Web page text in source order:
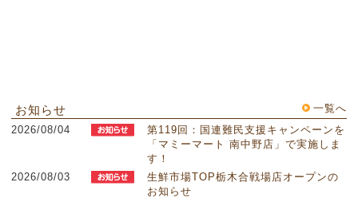
お知らせ
2026/08/04
第119回：国連難民支援キャンペーンを
「マミーマート 南中野店」で実施しま
す！
2026/08/03
生鮮市場TOP栃木合戦場店オープンの
お知らせ
一覧へ